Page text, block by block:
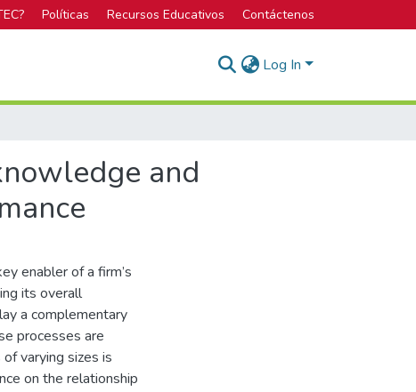
Políticas Recursos Educativos Contáctenos
Log In
and
enabler of a firm’s
its overall
a complementary
processes are
varying sizes is
on the relationship